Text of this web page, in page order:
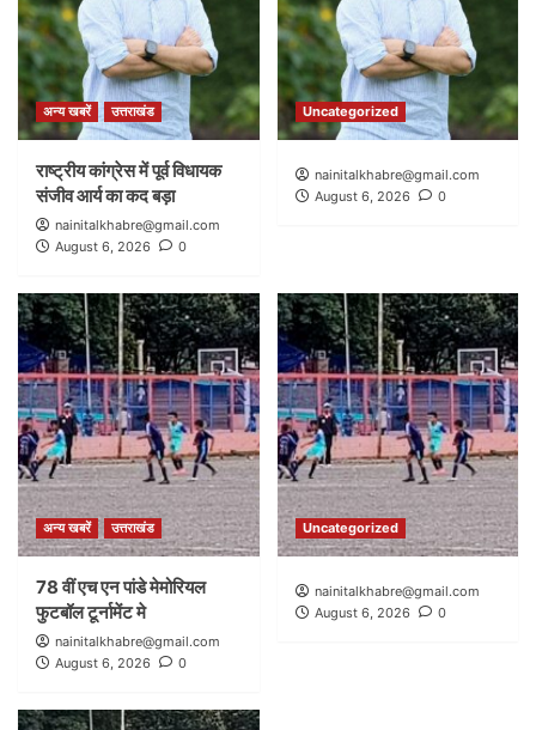
अन्य खबरें उत्तराखंड
राष्ट्रीय कांग्रेस में पूर्व विधायक
संजीव आर्य का कद बड़ा
nainitalkhabre@gmail.com
August 6, 2026
0
Uncategorized
nainitalkhabre@gmail.com
August 6, 2026
0
अन्य खबरें उत्तराखंड
78 वीं एच एन पांडे मेमोरियल
फुटबॉल टूर्नामेंट मे
nainitalkhabre@gmail.com
August 6, 2026
0
Uncategorized
nainitalkhabre@gmail.com
August 6, 2026
0